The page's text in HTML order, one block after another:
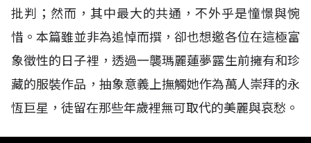
批判；然而，其中最大的共通，不外乎是憧憬與惋
惜。本篇雖並非為追悼而撰，卻也想邀各位在這極富
象徵性的日子裡，透過一襲瑪麗蓮夢露生前擁有和珍
藏的服裝作品，抽象意義上撫觸她作為萬人崇拜的永
恆巨星，徒留在那些年歲裡無可取代的美麗與哀愁。